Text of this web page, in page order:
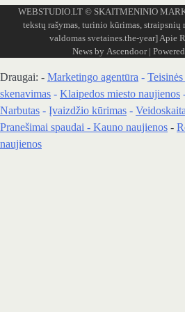
WEBSTUDIO.LT © SKAITMENINIO
tekstų rašymas, turinio kūrimas, straipsnių
valdomas svetaines.the-year] Apie
News by Ascendoor|
Draugai: - Marketingo agentūra -
skenavimas - Klaipedos miesto naujienos
Narbutas - Įvaizdžio kūrimas - Veidoskaita
Pranešimai spaudai - Kauno naujienos -
naujienos